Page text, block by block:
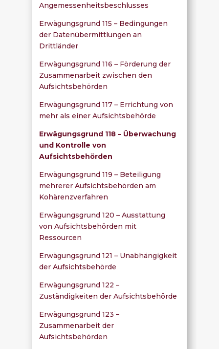
Angemessenheitsbeschlusses
Erwägungsgrund 115 – Bedingungen
der Datenübermittlungen an
Drittländer
Erwägungsgrund 116 – Förderung der
Zusammenarbeit zwischen den
Aufsichtsbehörden
Erwägungsgrund 117 – Errichtung von
mehr als einer Aufsichtsbehörde
Erwägungsgrund 118 – Überwachung
und Kontrolle von
Aufsichtsbehörden
Erwägungsgrund 119 – Beteiligung
mehrerer Aufsichtsbehörden am
Kohärenzverfahren
Erwägungsgrund 120 – Ausstattung
von Aufsichtsbehörden mit
Ressourcen
Erwägungsgrund 121 – Unabhängigkeit
der Aufsichtsbehörde
Erwägungsgrund 122 –
Zuständigkeiten der Aufsichtsbehörde
Erwägungsgrund 123 –
Zusammenarbeit der
Aufsichtsbehörden